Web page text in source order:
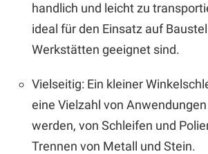
handlich und leicht zu
ideal für den Einsatz auf
Werkstätten geeignet sind.
Vielseitig: Ein kleiner
eine Vielzahl von
werden, von Schleifen und
Trennen von Metall und Stein.